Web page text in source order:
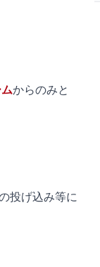
からのみと
投げ込み等に